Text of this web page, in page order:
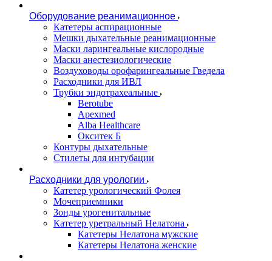
Оборудование реанимационное
Катетеры аспирационные
Мешки дыхательные реанимационные
Маски ларингеальные кислородные
Маски анестезиологические
Воздуховоды орофарингеальные Гведела
Расходники для ИВЛ
Трубки эндотрахеальные
Berotube
Apexmed
Alba Healthcare
Окситек Б
Контуры дыхательные
Стилеты для интубации
Расходники для урологии
Катетер урологический Фолея
Мочеприемники
Зонды урогенитальные
Катетер уретральный Нелатона
Катетеры Нелатона мужские
Катетеры Нелатона женские